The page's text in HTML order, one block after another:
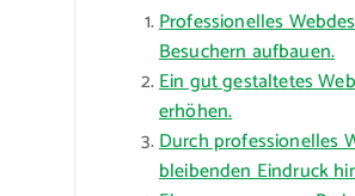
Professionelles
Besuchern aufbauen.
Ein gut gestaltetes
erhöhen.
Durch professionelles
bleibenden Eindruck